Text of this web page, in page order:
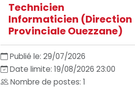
Technicien
Informaticien (Direction
Provinciale Ouezzane)
Publié le: 29/07/2026
Date limite: 19/08/2026 23:00
Nombre de postes: 1